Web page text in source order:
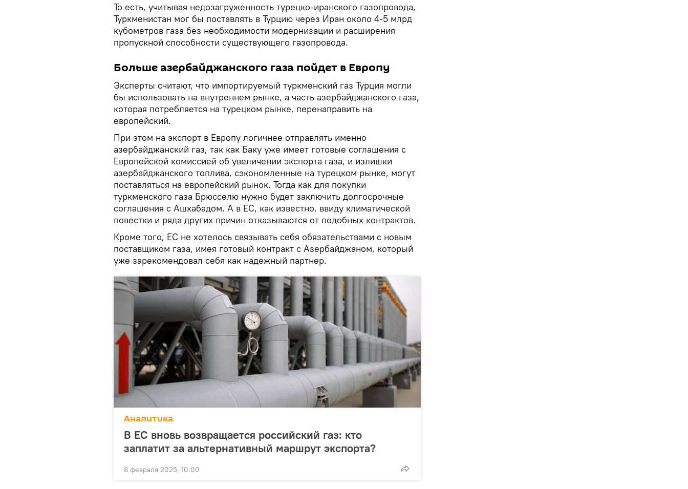
То есть, учитывая недозагруженность турецко-иранского газопровода,
Туркменистан мог бы поставлять в Турцию через Иран около 4-5 млрд
кубометров газа без необходимости модернизации и расширения
пропускной способности существующего газопровода.
Больше азербайджанского газа пойдет в Европу
Эксперты считают, что импортируемый туркменский газ Турция могли
бы использовать на внутреннем рынке, а часть азербайджанского газа,
которая потребляется на турецком рынке, перенаправить на
европейский.
При этом на экспорт в Европу логичнее отправлять именно
азербайджанский газ, так как Баку уже имеет готовые соглашения с
Европейской комиссией об увеличении экспорта газа, и излишки
азербайджанского топлива, сэкономленные на турецком рынке, могут
поставляться на европейский рынок. Тогда как для покупки
туркменского газа Брюсселю нужно будет заключить долгосрочные
соглашения с Ашхабадом. А в ЕС, как известно, ввиду климатической
повестки и ряда других причин отказываются от подобных контрактов.
Кроме того, ЕС не хотелось связывать себя обязательствами с новым
поставщиком газа, имея готовый контракт с Азербайджаном, который
уже зарекомендовал себя как надежный партнер.
Аналитика
В ЕС вновь возвращается российский газ: кто
заплатит за альтернативный маршрут экспорта?
8 февраля 2025, 10:00